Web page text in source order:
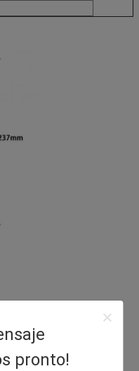
pronto!
limpiado;